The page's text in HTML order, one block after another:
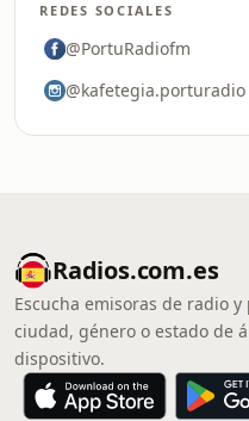
REDES SOCIALES
@PortuRadiofm
@kafetegia.porturadio
Radios.com.es
Escucha emisoras de radio
ciudad, género o estado de
dispositivo.